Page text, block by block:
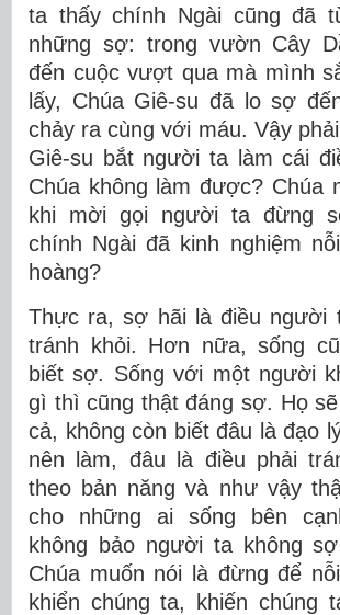
ta thấy chính Ngài cũng đã
những sợ: trong vườn Cây
đến cuộc vượt qua mà mình
lấy, Chúa Giê-su đã lo sợ
chảy ra cùng với máu. Vậy
Giê-su bắt người ta làm cái
Chúa không làm được? Chúa
khi mời gọi người ta đừng
chính Ngài đã kinh nghiệm
hoàng?
Thực ra, sợ hãi là điều người
tránh khỏi. Hơn nữa, sống
biết sợ. Sống với một người
gì thì cũng thật đáng sợ. Họ
cả, không còn biết đâu là đạo
nên làm, đâu là điều phải
theo bản năng và như vậy
cho những ai sống bên
không bảo người ta không
Chúa muốn nói là đừng để
khiển chúng ta, khiến chúng